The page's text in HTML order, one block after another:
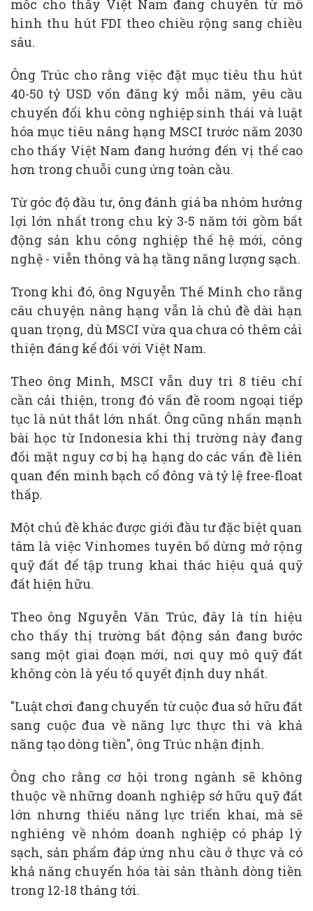
mốc cho thấy Việt Nam đang chuyển từ mô
hình thu hút FDI theo chiều rộng sang chiều
sâu.
Ông Trúc cho rằng việc đặt mục tiêu thu hút
40-50 tỷ USD vốn đăng ký mỗi năm, yêu cầu
chuyển đổi khu công nghiệp sinh thái và luật
hóa mục tiêu nâng hạng MSCI trước năm 2030
cho thấy Việt Nam đang hướng đến vị thế cao
hơn trong chuỗi cung ứng toàn cầu.
Từ góc độ đầu tư, ông đánh giá ba nhóm hưởng
lợi lớn nhất trong chu kỳ 3-5 năm tới gồm bất
động sản khu công nghiệp thế hệ mới, công
nghệ - viễn thông và hạ tầng năng lượng sạch.
Trong khi đó, ông Nguyễn Thế Minh cho rằng
câu chuyện nâng hạng vẫn là chủ đề dài hạn
quan trọng, dù MSCI vừa qua chưa có thêm cải
thiện đáng kể đối với Việt Nam.
Theo ông Minh, MSCI vẫn duy trì 8 tiêu chí
cần cải thiện, trong đó vấn đề room ngoại tiếp
tục là nút thắt lớn nhất. Ông cũng nhấn mạnh
bài học từ Indonesia khi thị trường này đang
đối mặt nguy cơ bị hạ hạng do các vấn đề liên
quan đến minh bạch cổ đông và tỷ lệ free-float
thấp.
Một chủ đề khác được giới đầu tư đặc biệt quan
tâm là việc Vinhomes tuyên bố dừng mở rộng
quỹ đất để tập trung khai thác hiệu quả quỹ
đất hiện hữu.
Theo ông Nguyễn Văn Trúc, đây là tín hiệu
cho thấy thị trường bất động sản đang bước
sang một giai đoạn mới, nơi quy mô quỹ đất
không còn là yếu tố quyết định duy nhất.
"Luật chơi đang chuyển từ cuộc đua sở hữu đất
sang cuộc đua về năng lực thực thi và khả
năng tạo dòng tiền", ông Trúc nhận định.
Ông cho rằng cơ hội trong ngành sẽ không
thuộc về những doanh nghiệp sở hữu quỹ đất
lớn nhưng thiếu năng lực triển khai, mà sẽ
nghiêng về nhóm doanh nghiệp có pháp lý
sạch, sản phẩm đáp ứng nhu cầu ở thực và có
khả năng chuyển hóa tài sản thành dòng tiền
trong 12-18 tháng tới.